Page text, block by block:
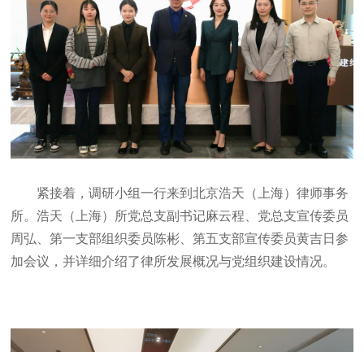
紧接着，调研小组一行来到北京浩天（上海）律师事务
所。浩天（上海）所党总支副书记麻云程、党总支宣传委员
周弘、第一支部组织委员陈彬、第五支部宣传委员黄吉日参
加会议，并详细介绍了律所发展概况与党组织建设情况。